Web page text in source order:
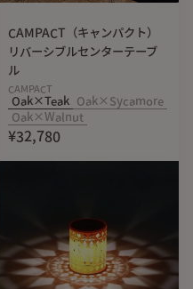
CAMPACT（キャンパクト）
リバーシブルセンターテーブ
ル
CAMPACT
Oak×Teak
Oak×Sycamore
Oak×Walnut
¥32,780